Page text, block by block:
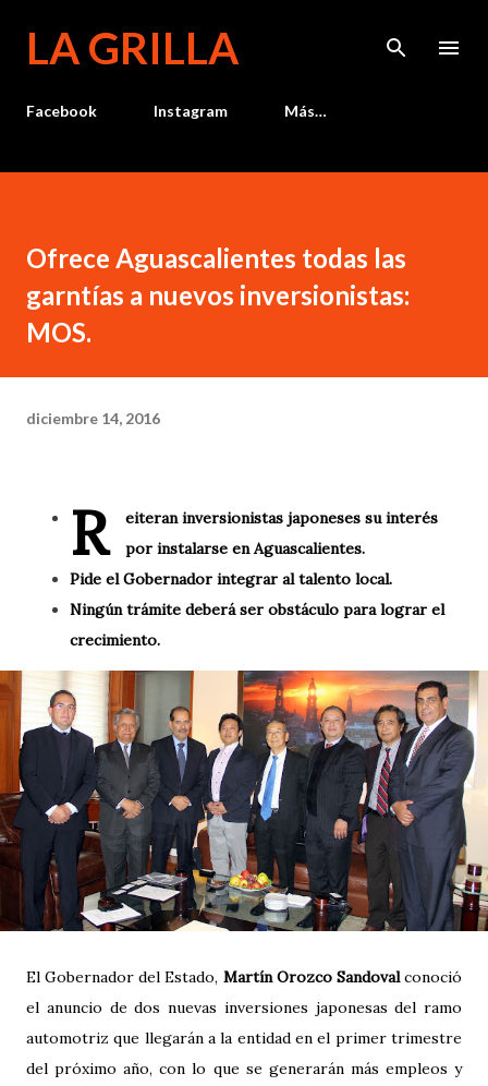
LA GRILLA
Facebook Instagram Más…
Ofrece Aguascalientes todas las
garntías a nuevos inversionistas:
MOS.
diciembre 14, 2016
R
eiteran inversionistas japoneses su interés
por instalarse en Aguascalientes.
Pide el Gobernador integrar al talento local.
Ningún trámite deberá ser obstáculo para lograr el
crecimiento.
El Gobernador del Estado, Martín Orozco Sandovalconoció
el anuncio de dos nuevas inversiones japonesas del ramo
automotriz que llegarán a la entidad en el primer trimestre
del próximo año, con lo que se generarán más empleos y